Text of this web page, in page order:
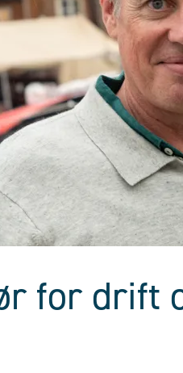
for drift